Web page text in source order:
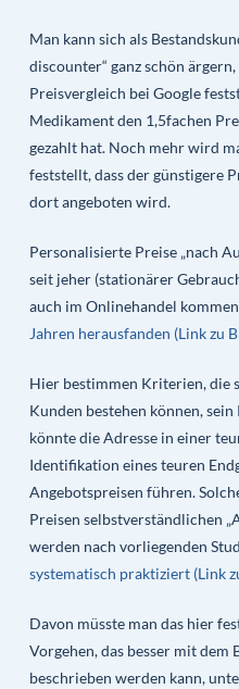
Man kann sich als
discounter“ ganz schön
Preisvergleich bei Google
Medikament den 1,5fachen
gezahlt hat. Noch mehr wird
feststellt, dass der günstigere
dort angeboten wird.
Personalisierte Preise „nach
seit jeher (stationärer
auch im Onlinehandel
Jahren herausfanden (Link zu
Hier bestimmen Kriterien, die
Kunden bestehen können,
könnte die Adresse in einer
Identifikation eines teuren
Angebotspreisen führen.
Preisen selbstverständlichen
werden nach vorliegenden
systematisch praktiziert (Link
Davon müsste man das hier
Vorgehen, das besser mit dem
beschrieben werden kann,